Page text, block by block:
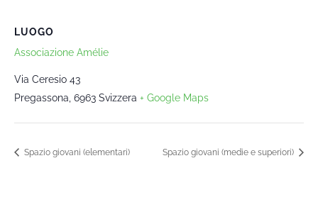
LUOGO
Associazione Amélie
Via Ceresio 43
Pregassona 6963 Svizzera + Google Maps
Spazio giovani (elementari) Spazio giovani (medie e superiori)